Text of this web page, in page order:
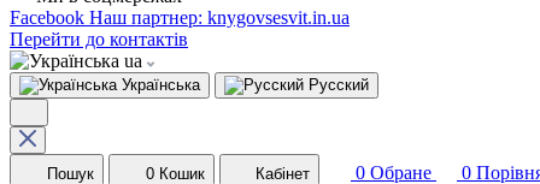
Facebook Наш партнер: knygovsesvit.in.ua
Перейти до контактів
ua
Українська Русский
Пошук 0 Кошик Кабінет 0 Обране 0